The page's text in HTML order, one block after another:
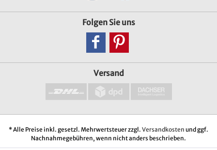
Folgen Sie uns
Versand
* Alle Preise inkl. gesetzl. Mehrwertsteuer zzgl. Versandkosten und ggf.
Nachnahmegebühren, wenn nicht anders beschrieben.